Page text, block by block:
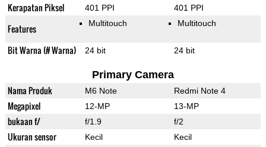
Kerapatan Piksel 401 PPI 401 PPI
Features Multitouch Multitouch
Bit Warna (# Warna) 24 bit 24 bit
Primary Camera
Nama Produk M6 Note Redmi Note 4
Megapixel 12-MP 13-MP
bukaan f/ f/1.9 f/2
Ukuran sensor Kecil Kecil